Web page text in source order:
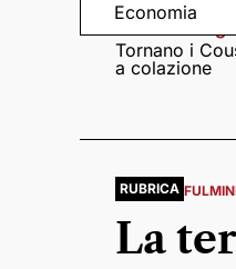
Economia
Tornano i
a colazione
RUBRICA
La